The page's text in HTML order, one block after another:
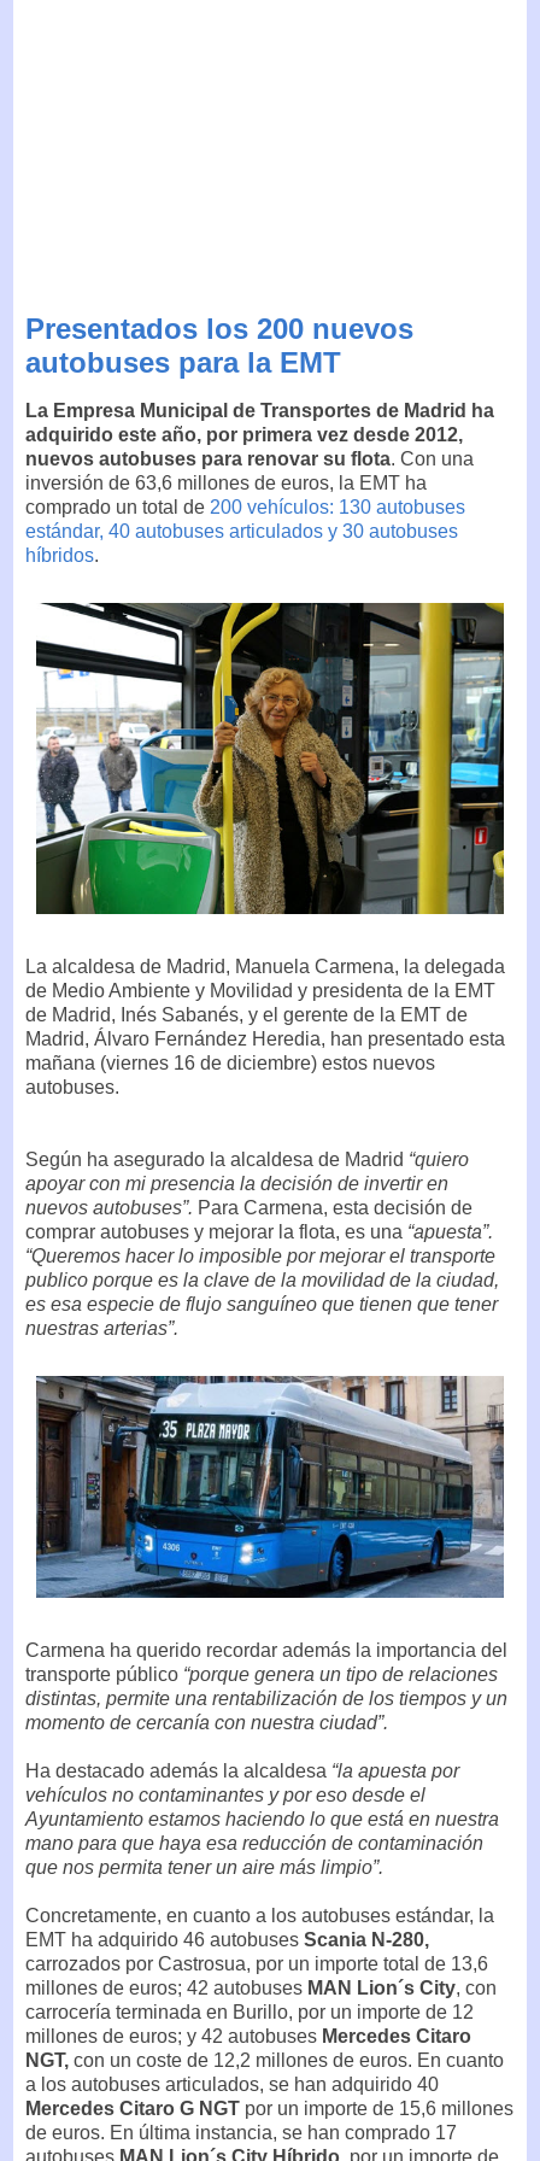
Presentados los 200 nuevos
autobuses para la EMT
La Empresa Municipal de Transportes de Madrid ha
adquirido este año, por primera vez desde 2012,
nuevos autobuses para renovar su flota. Con una
inversión de 63,6 millones de euros, la EMT ha
comprado un total de 200 vehículos: 130 autobuses
estándar, 40 autobuses articulados y 30 autobuses
híbridos.
La alcaldesa de Madrid, Manuela Carmena, la delegada
de Medio Ambiente y Movilidad y presidenta de la EMT
de Madrid, Inés Sabanés, y el gerente de la EMT de
Madrid, Álvaro Fernández Heredia, han presentado esta
mañana (viernes 16 de diciembre) estos nuevos
autobuses.
Según ha asegurado la alcaldesa de Madrid “quiero
apoyar con mi presencia la decisión de invertir en
nuevos autobuses”. Para Carmena, esta decisión de
comprar autobuses y mejorar la flota, es una “apuesta”.
“Queremos hacer lo imposible por mejorar el transporte
publico porque es la clave de la movilidad de la ciudad,
es esa especie de flujo sanguíneo que tienen que tener
nuestras arterias”.
Carmena ha querido recordar además la importancia del
transporte público “porque genera un tipo de relaciones
distintas, permite una rentabilización de los tiempos y un
momento de cercanía con nuestra ciudad”.
Ha destacado además la alcaldesa “la apuesta por
vehículos no contaminantes y por eso desde el
Ayuntamiento estamos haciendo lo que está en nuestra
mano para que haya esa reducción de contaminación
que nos permita tener un aire más limpio”.
Concretamente, en cuanto a los autobuses estándar, la
EMT ha adquirido 46 autobuses Scania N-280,
carrozados por Castrosua, por un importe total de 13,6
millones de euros; 42 autobuses MAN Lion´s City, con
carrocería terminada en Burillo, por un importe de 12
millones de euros; y 42 autobuses Mercedes Citaro
NGT, con un coste de 12,2 millones de euros. En cuanto
a los autobuses articulados, se han adquirido 40
Mercedes Citaro G NGT por un importe de 15,6 millones
de euros. En última instancia, se han comprado 17
autobuses MAN Lion´s City Híbrido , por un importe de